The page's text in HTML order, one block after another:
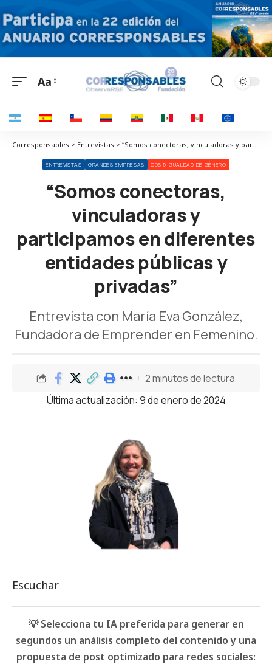
Aa
Corresponsables > Entrevistas > “Somos conectoras, vinculadoras y participamos en diferentes entidades públicas y privadas”
ENTREVISTAS GRANDES EMPRESAS ODS 5 IGUALDAD DE GÉNERO
“Somos conectoras,
vinculadoras y
participamos en diferentes
entidades públicas y
privadas”
Entrevista con María Eva González,
Fundadora de Emprender en Femenino.
Última actualización: 9 de enero de 2024
2 minutos de lectura
Escuchar
💡 Selecciona tu IA preferida para generar en
segundos un análisis completo del contenido y una
propuesta de post optimizado para redes sociales: